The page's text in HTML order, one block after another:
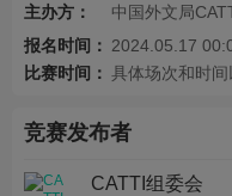
主办方：
中国外文局
报名时间： 2024.05.17
比赛时间： 具体场次和时
竞赛发布者
CATTI组委会